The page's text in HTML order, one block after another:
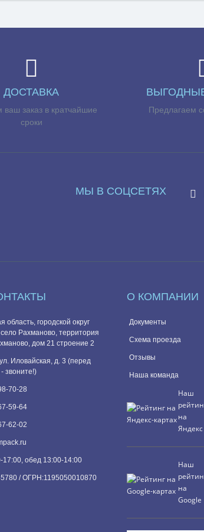
ДОСТАВКА
ваш заказ в кратчайшие
сроки
Предлагаем
МЫ В СОЦСЕТЯХ
область, городской округ
Рахманово, территория
дом 21 строение 2
Иловайская, д. 3 (перед
звоните!)
70-28
59-64
62-02
17:00, обед 13:00-14:00
/ ОГРН:1195050010870
О КОМПАНИИ
Документы
Схема проезда
Отзывы
Наша команда
Наш
на
Яндекс
Наш
на
Google